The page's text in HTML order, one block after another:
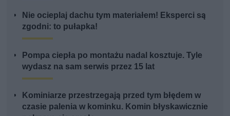
Nie ocieplaj dachu tym materiałem! Eksperci są
zgodni: to pułapka!
Pompa ciepła po montażu nadal kosztuje. Tyle
wydasz na sam serwis przez 15 lat
Kominiarze przestrzegają przed tym błędem w
czasie palenia w kominku. Komin błyskawicznie